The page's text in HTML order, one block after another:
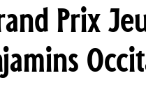
Prix